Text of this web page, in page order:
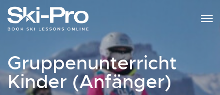
Gruppenunterricht
Kinder (Anfänger)